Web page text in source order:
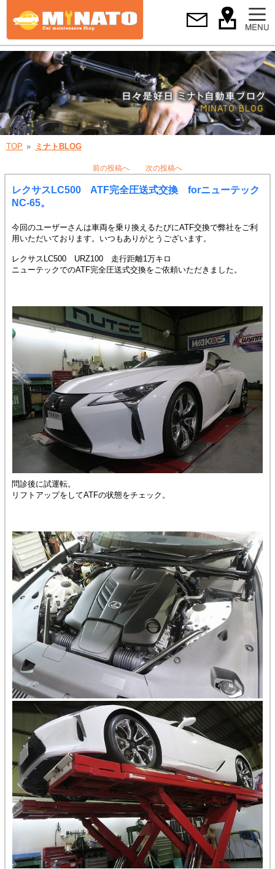
TOP ミナトBLOG
前の投稿へ 次の投稿へ
レクサスLC500 ATF完全圧送式交換 forニューテック
NC-65。
今回のユーザーさんは車両を乗り換えるたびにATF交換で弊社をご利
用いただいております。いつもありがとうございます。
レクサスLC500 URZ100 走行距離1万キロ
ニューテックでのATF完全圧送式交換をご依頼いただきました。
問診後に試運転。
リフトアップをしてATFの状態をチェック。